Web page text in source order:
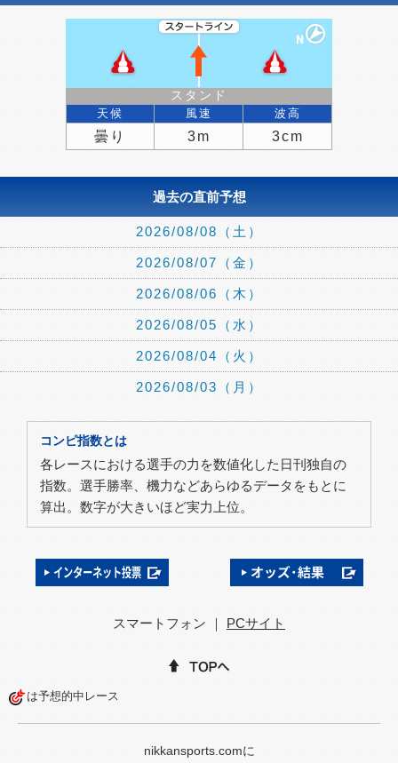
スタンド
天候 風速 波高
曇り 3m 3cm
過去の直前予想
2026/08/08（土）
2026/08/07（金）
2026/08/06（木）
2026/08/05（水）
2026/08/04（火）
2026/08/03（月）
2026/07/31（金）
2026/07/29（水）
2026/07/28（火）
2026/07/24（金）
2026/07/22（水）
2026/07/21（火）
2026/07/19（日）
2026/07/13（月）
コンピ指数とは
各レースにおける選手の力を数値化した日刊独自の
指数。選手勝率、機力などあらゆるデータをもとに
算出。数字が大きいほど実力上位。
スマートフォン ｜ PCサイト
は予想的中レース
nikkansports.comに